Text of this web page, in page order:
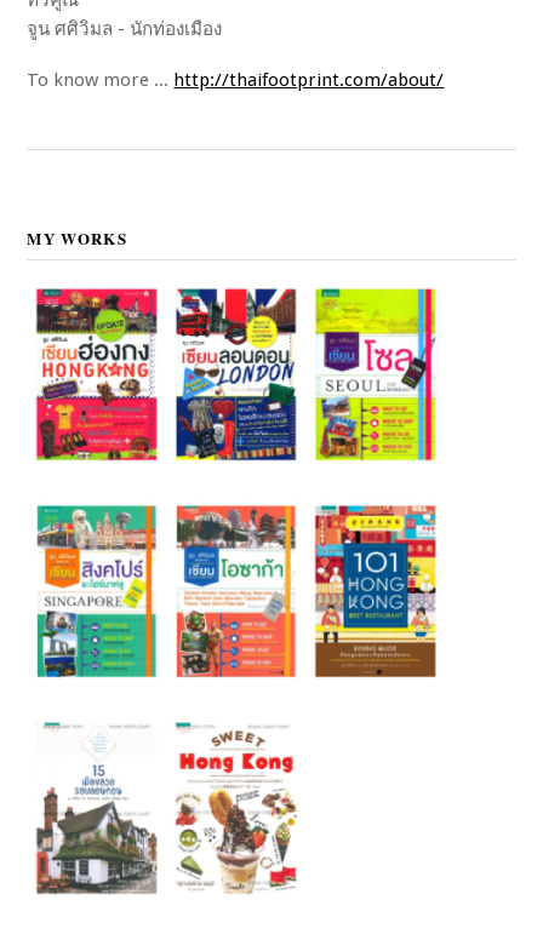
จูน ศศิวิมล - นักท่องเมือง
To know more ... http://thaifootprint.com/about/
MY WORKS